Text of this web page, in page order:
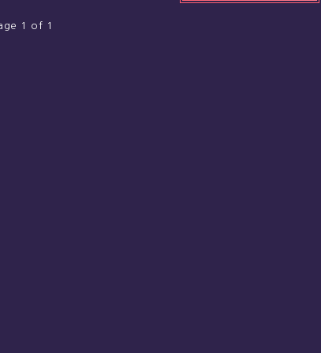
1 of 1